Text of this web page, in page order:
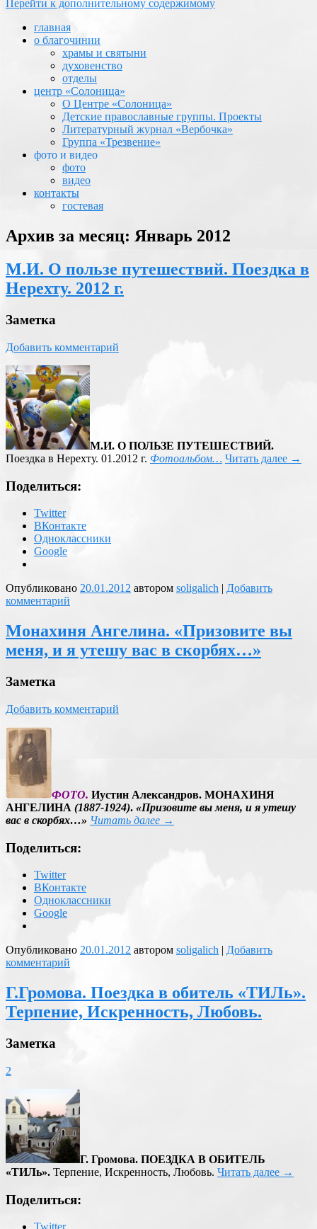
Перейти к дополнительному содержимому
главная
о благочинии
храмы и святыни
духовенство
отделы
центр «Солоница»
О Центре «Солоница»
Детские православные группы. Проекты
Литературный журнал «Вербочка»
Группа «Трезвение»
фото и видео
фото
видео
контакты
гостевая
Архив за месяц: Январь 2012
М.И. О пользе путешествий. Поездка в
Нерехту. 2012 г.
Заметка
Добавить комментарий
М.И. О ПОЛЬЗЕ ПУТЕШЕСТВИЙ.
Поездка в Нерехту. 01.2012 г. Фотоальбом… Читать далее →
Поделиться:
Twitter
ВКонтакте
Одноклассники
Google
Опубликовано 20.01.2012 автором soligalich | Добавить
комментарий
Монахиня Ангелина. «Призовите вы
меня, и я утешу вас в скорбях…»
Заметка
Добавить комментарий
ФОТО. Иустин Александров. МОНАХИНЯ
АНГЕЛИНА (1887-1924). «Призовите вы меня, и я утешу
вас в скорбях…» Читать далее →
Поделиться:
Twitter
ВКонтакте
Одноклассники
Google
Опубликовано 20.01.2012 автором soligalich | Добавить
комментарий
Г.Громова. Поездка в обитель «ТИЛь».
Терпение, Искренность, Любовь.
Заметка
2
Г. Громова. ПОЕЗДКА В ОБИТЕЛЬ
«ТИЛь». Терпение, Искренность, Любовь. Читать далее →
Поделиться: